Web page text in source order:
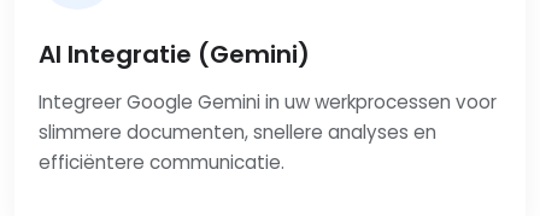
AI Integratie (Gemini)
Integreer Google Gemini in uw werkprocessen voor
slimmere documenten, snellere analyses en
efficiëntere communicatie.